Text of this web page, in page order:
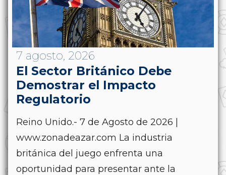
7 agosto, 2026
El Sector Británico Debe
Demostrar el Impacto
Regulatorio
Reino Unido.- 7 de Agosto de 2026 |
www.zonadeazar.com La industria
británica del juego enfrenta una
oportunidad para presentar ante la